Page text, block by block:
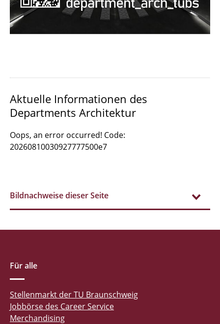
Aktuelle Informationen des
Departments Architektur
Oops, an error occurred! Code:
20260810030927777500e7
Bildnachweise dieser Seite
Für alle
Stellenmarkt der TU Braunschweig
Jobbörse des Career Service
Merchandising